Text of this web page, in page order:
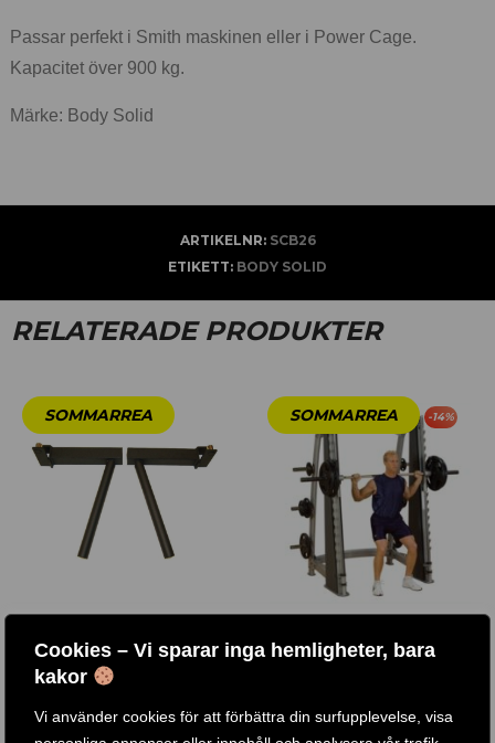
Cookies – Vi sparar inga hemligheter, bara
kakor
Vi använder cookies för att förbättra din surfupplevelse, visa
Passar perfekt i Smith maskinen eller i Power Cage.
Kapacitet över 900 kg.
Märke: Body Solid
ARTIKELNR: SCB26
ETIKETT: BODY SOLID
RELATERADE PRODUKTER
DIPSHANDTAG TILL
IRONMASTER IM2000
1 .350KR
-14%
SMITHMASKIN / SCB1000
40 .642KR 34 .990KR